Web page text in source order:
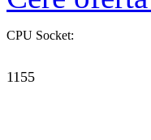
CPU Socket:
1155